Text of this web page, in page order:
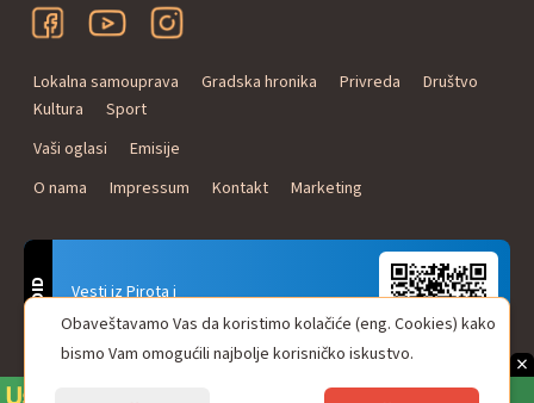
×
Lokalna samouprava Gradska hronika Privreda
Društvo
Kultura
Sport
Vaši oglasi
Emisije
O nama
Impressum Kontakt Marketing
Vesti iz Pirota i
Naxi Plus Radio
Uvek u Vašem džepu!
ANDROID Obaveštavamo Vas da koristimo kolačiće (eng. Cookies) kako
bismo Vam omogućili najbolje korisničko iskustvo.